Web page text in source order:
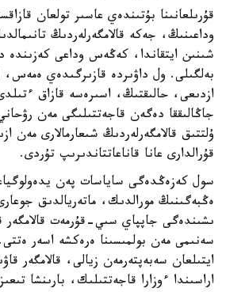
قۇرىلعانىنا بۇتىندەي عاسىر تولعان
وداعىنىڭ، جەكە قالامگەرلەردىڭ
شىنىن ايتقاندا، كەڭەس وداعى كەزىندە
بەلگىلى. ول داۋىردە قازىرگىدەي ەمەس،
ازدىعى، حالىقتىڭ، اسىرەسە قازاق
جاڭالىققا دەگەن قاجەتتىلىگى مەن
ۇلتتىق قالامگەرلەردىڭ شىعارمالارى مەن
قۇرالدارى عانا قاناعاتتاندىرىپ تۇردى.
سول كەزەڭدەگى ساياسات پەن
ەڭبەگىنىڭ مورالدىك، ماتەريالدىق
ىشىندەگى جاپپاي سىي-قۇرمەت قالامگەر
سەنىمى مەن بولمىسىنا ەرەكشە اسەر
ايتىلعان سەبەپتەرمەن زيالى، قالامگەر
اراسىندا ءوزارا قاجەتتىلىك، بارىنشا